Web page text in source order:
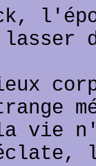
lasser
vie